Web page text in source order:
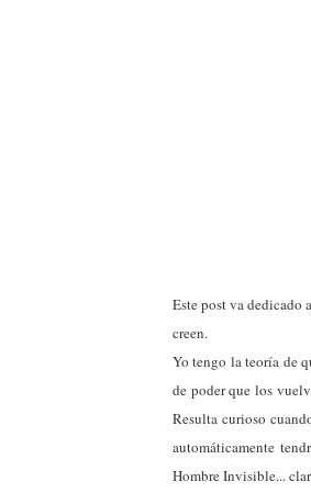
Este post va dedicado
creen.
Yo tengo la teoría de
de poder que los
Resulta curioso
automáticamente
Hombre Invisible...